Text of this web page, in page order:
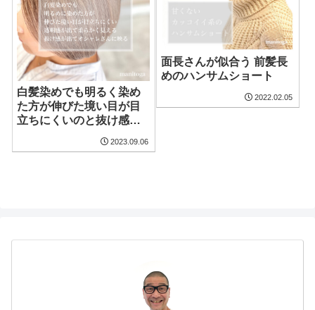
白髪染めでも明るく染め
た方が伸びた境い目が目
立ちにくいのと抜け感が
レさんに映ります
2023.09.06
面長さんが似合う 前髪長
めのハンサムショート
2022.02.05